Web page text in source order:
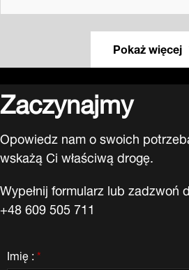
Pokaż więcej
Zaczynajmy
Opowiedz nam o swoich
wskażą Ci właściwą drogę.
Wypełnij formularz lub zadzwoń
+48 609 505 711
*
Imię :